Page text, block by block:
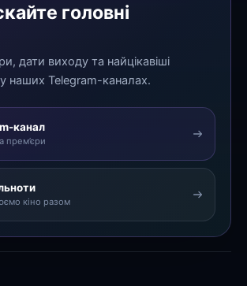
головні
дати виходу та найцікавіші
наших Telegram-каналах.
канал
прем’єри
кіно разом